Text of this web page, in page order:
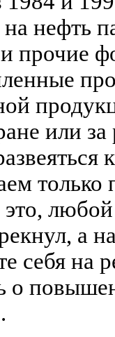
нефть
прочие
или
только
а
себя на
о